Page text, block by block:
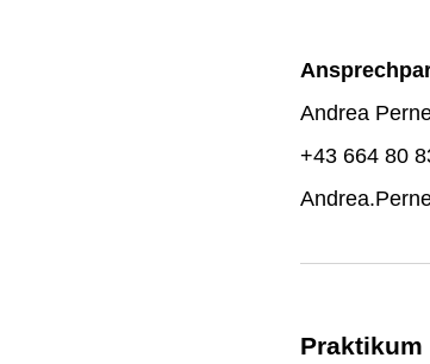
Andrea
+43 664 80
Praktikum